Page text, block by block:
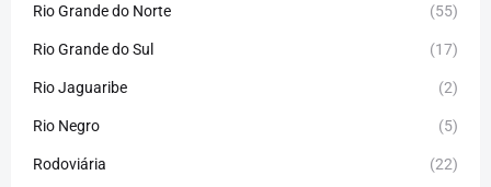
Rio Grande do Norte (55)
Rio Grande do Sul (17)
Rio Jaguaribe (2)
Rio Negro (5)
Rodoviária (22)